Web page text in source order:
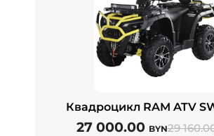
Квадроцикл RAM ATV
27 000.00 BYN29